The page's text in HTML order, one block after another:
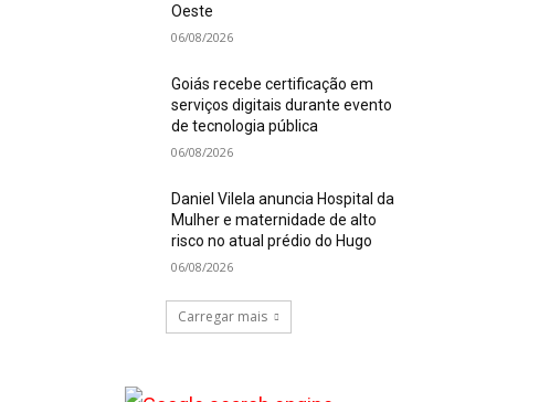
Oeste
06/08/2026
Goiás recebe certificação em
serviços digitais durante evento
de tecnologia pública
06/08/2026
Daniel Vilela anuncia Hospital da
Mulher e maternidade de alto
risco no atual prédio do Hugo
06/08/2026
Carregar mais